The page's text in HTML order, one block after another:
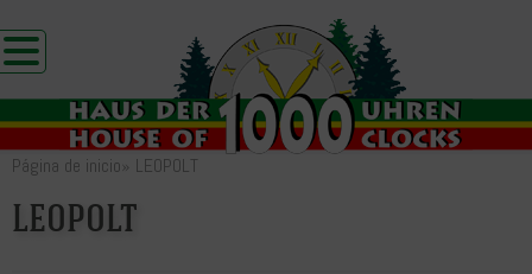
Página de inicio» LEOPOLT
LEOPOLT